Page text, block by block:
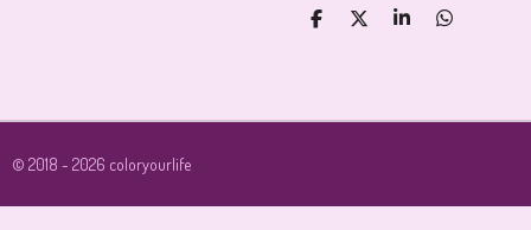
D
D
S
D
© 2018 - 2026 coloryourlife